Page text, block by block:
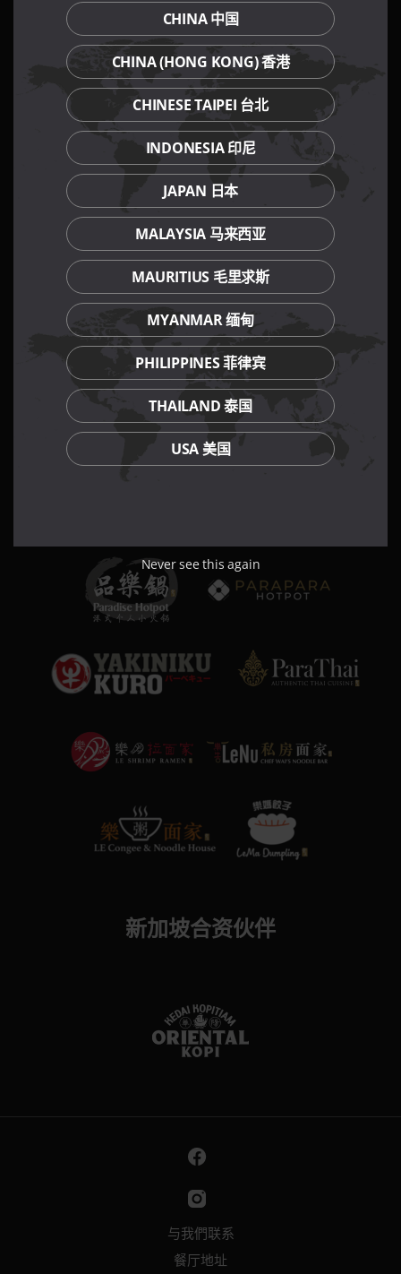
我们的餐饮品牌
新加坡合资伙伴
与我們联系
餐厅地址
CHINA 中国
CHINA (HONG KONG) 香港
CHINESE TAIPEI 台北
INDONESIA 印尼
JAPAN 日本
MALAYSIA 马来西亚
MAURITIUS 毛里求斯
MYANMAR 缅甸
PHILIPPINES 菲律宾
THAILAND 泰国
USA 美国
Never see this again